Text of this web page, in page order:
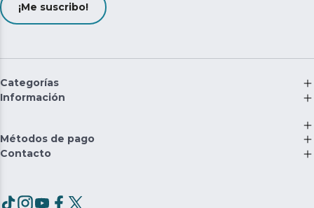
¡Me suscribo!
Categorías
Información
Métodos de pago
Contacto